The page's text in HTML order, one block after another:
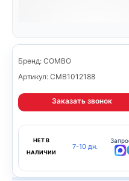
Бренд: COMBO
Артикул: CMB1012188
Заказать звонок
НЕТ В
НАЛИЧИИ
7-10 дн.